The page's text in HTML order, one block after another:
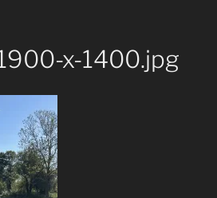
x-1400.jpg